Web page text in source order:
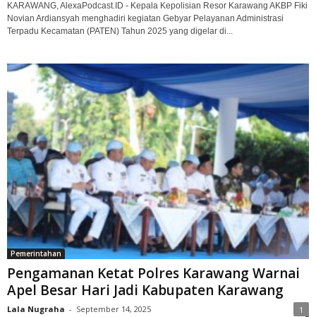
KARAWANG, AlexaPodcast.ID - Kepala Kepolisian Resor Karawang AKBP Fiki
Novian Ardiansyah menghadiri kegiatan Gebyar Pelayanan Administrasi
Terpadu Kecamatan (PATEN) Tahun 2025 yang digelar di...
Pemerintahan
Pengamanan Ketat Polres Karawang Warnai
Apel Besar Hari Jadi Kabupaten Karawang
Lala Nugraha - September 14, 2025 1